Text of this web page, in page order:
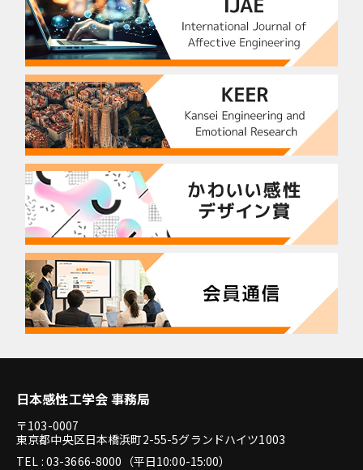
日本感性工学会 事務局
〒103-0007
東京都中央区日本橋浜町2-55-5グランドハイツ1003
TEL : 03-3666-8000（平日10:00-15:00）